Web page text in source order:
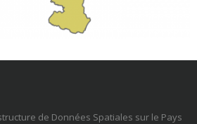
de Données Spatiales sur le Pays